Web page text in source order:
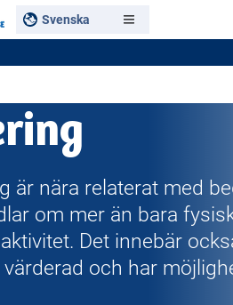
Svenska
är nära relaterat med
om mer än bara
Det innebär
och har